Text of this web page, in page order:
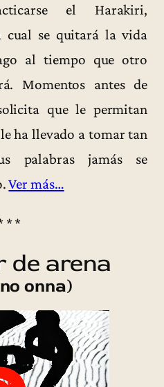
el Harakiri,
cual se quitará la vida
al tiempo que otro
Momentos antes de
que le permitan
ha llevado a tomar tan
palabras jamás se
Ver más…
* *
de arena
onna)